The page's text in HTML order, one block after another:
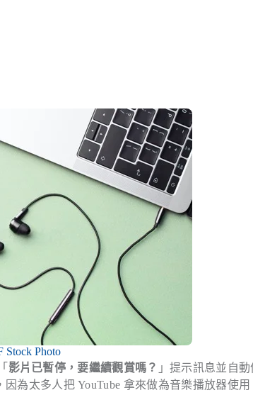
Stock Photo
影片已暫停，要繼續觀賞嗎？ 」提示訊息並自
為太多人把 YouTube 拿來做為音樂播放器使用